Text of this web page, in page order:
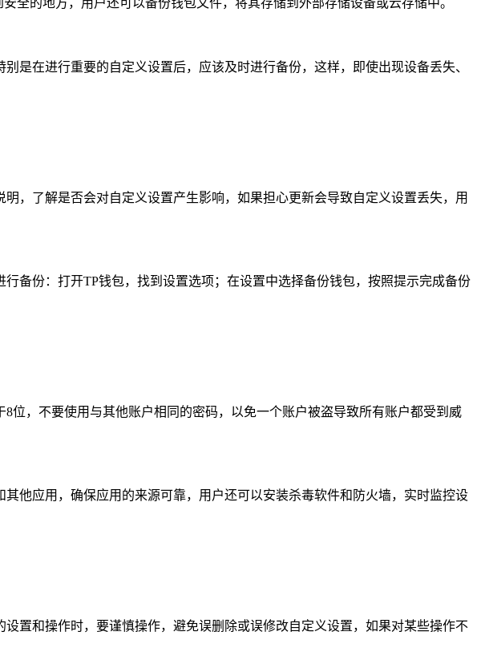
全的地方，用户还可以备份钱包文件，将其存储到外部存储设备或云存储中。
是在进行重要的自定义设置后，应该及时进行备份，这样，即使出现设备丢失、
，了解是否会对自定义设置产生影响，如果担心更新会导致自定义设置丢失，用
备份：打开TP钱包，找到设置选项；在设置中选择备份钱包，按照提示完成备份
位，不要使用与其他账户相同的密码，以免一个账户被盗导致所有账户都受到威
他应用，确保应用的来源可靠，用户还可以安装杀毒软件和防火墙，实时监控设
置和操作时，要谨慎操作，避免误删除或误修改自定义设置，如果对某些操作不